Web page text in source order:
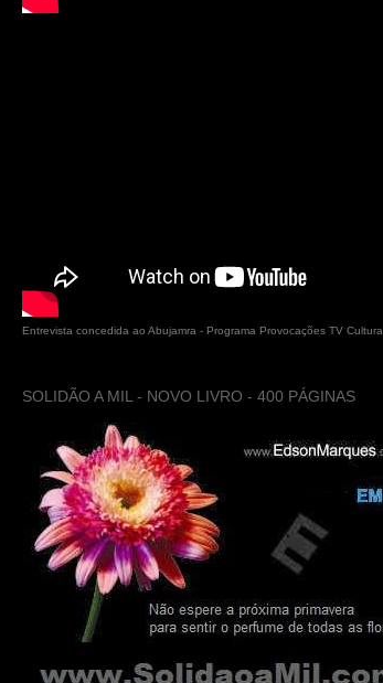
Entrevista concedida ao Abujamra - Programa Provocações TV Cultura
SOLIDÃO A MIL - NOVO LIVRO - 400 PÁGINAS